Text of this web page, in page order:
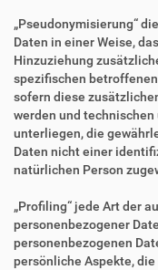
„Pseudonymisierung“
Daten in einer Weise,
Hinzuziehung
spezifischen
sofern diese
werden und
unterliegen, die
Daten nicht einer
natürlichen Person
„Profiling“ jede Art der
personenbezogener
personenbezogenen
persönliche Aspekte,